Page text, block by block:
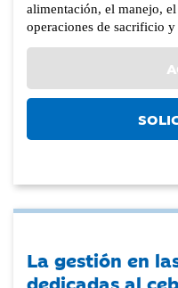
alimentación, el manejo,
operaciones de sacrificio
La gestión en